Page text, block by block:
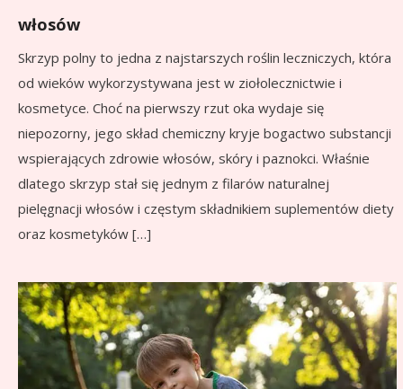
włosów
Skrzyp polny to jedna z najstarszych roślin leczniczych, która
od wieków wykorzystywana jest w ziołolecznictwie i
kosmetyce. Choć na pierwszy rzut oka wydaje się
niepozorny, jego skład chemiczny kryje bogactwo substancji
wspierających zdrowie włosów, skóry i paznokci. Właśnie
dlatego skrzyp stał się jednym z filarów naturalnej
pielęgnacji włosów i częstym składnikiem suplementów diety
oraz kosmetyków […]